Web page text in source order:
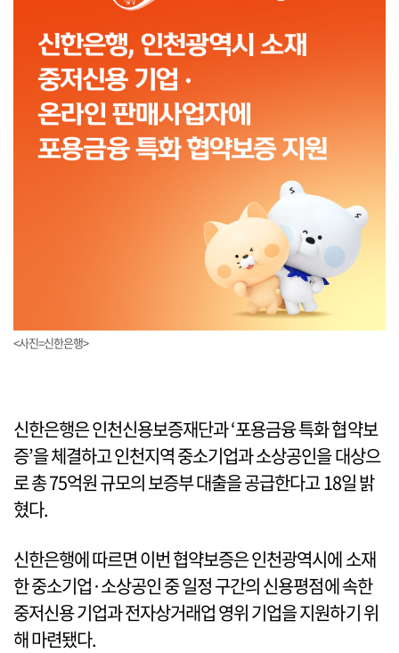
<사진=신한은행>
신한은행은 인천신용보증재단과 ‘포용금융 특화 협약보
증’을 체결하고 인천지역 중소기업과 소상공인을 대상으
로 총 75억원 규모의 보증부 대출을 공급한다고 18일 밝
혔다.
신한은행에 따르면 이번 협약보증은 인천광역시에 소재
한 중소기업·소상공인 중 일정 구간의 신용평점에 속한
중저신용 기업과 전자상거래업 영위 기업을 지원하기 위
해 마련됐다.